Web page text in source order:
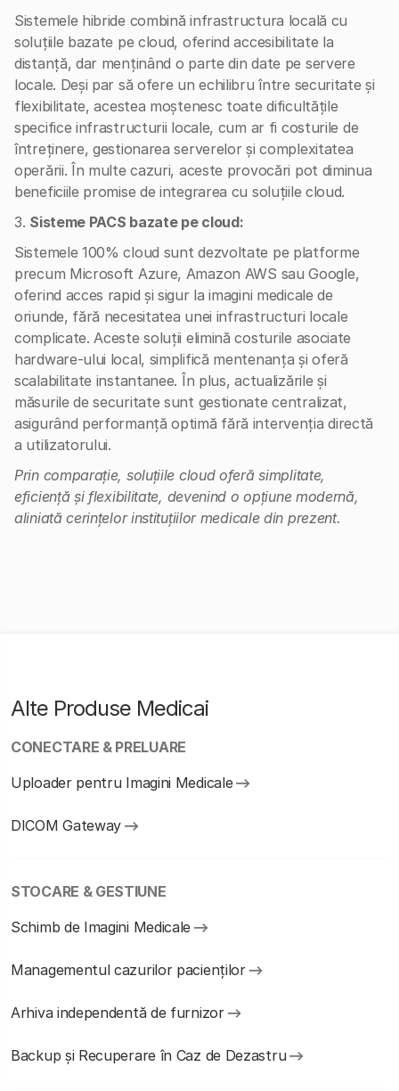
Sistemele hibride combină infrastructura locală cu
soluțiile bazate pe cloud, oferind accesibilitate la
distanță, dar menținând o parte din date pe servere
locale. Deși par să ofere un echilibru între securitate și
flexibilitate, acestea moștenesc toate dificultățile
specifice infrastructurii locale, cum ar fi costurile de
întreținere, gestionarea serverelor și complexitatea
operării. În multe cazuri, aceste provocări pot diminua
beneficiile promise de integrarea cu soluțiile cloud.
3. Sisteme PACS bazate pe cloud:
Sistemele 100% cloud sunt dezvoltate pe platforme
precum Microsoft Azure, Amazon AWS sau Google,
oferind acces rapid și sigur la imagini medicale de
oriunde, fără necesitatea unei infrastructuri locale
complicate. Aceste soluții elimină costurile asociate
hardware-ului local, simplifică mentenanța și oferă
scalabilitate instantanee. În plus, actualizările și
măsurile de securitate sunt gestionate centralizat,
asigurând performanță optimă fără intervenția directă
a utilizatorului.
Prin comparație, soluțiile cloud oferă simplitate,
eficiență și flexibilitate, devenind o opțiune modernă,
aliniată cerințelor instituțiilor medicale din prezent.
Alte Produse Medicai
CONECTARE & PRELUARE
Uploader pentru Imagini Medicale
DICOM Gateway
STOCARE & GESTIUNE
Schimb de Imagini Medicale
Managementul cazurilor pacienților
Arhiva independentă de furnizor
Backup și Recuperare în Caz de Dezastru